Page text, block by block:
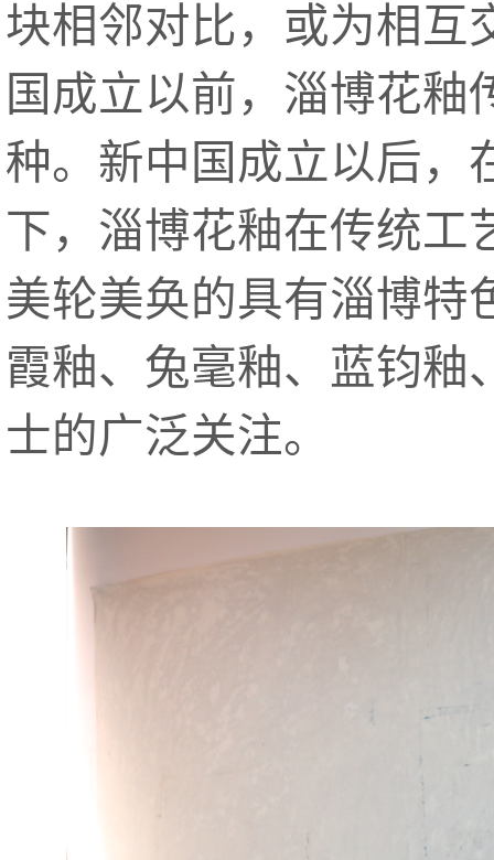
块相邻对比，或为相互
国成立以前，淄博花
种。新中国成立以后，
下，淄博花釉在传统工
美轮美奂的具有淄博特
霞釉、兔毫釉、蓝钧釉
士的广泛关注。